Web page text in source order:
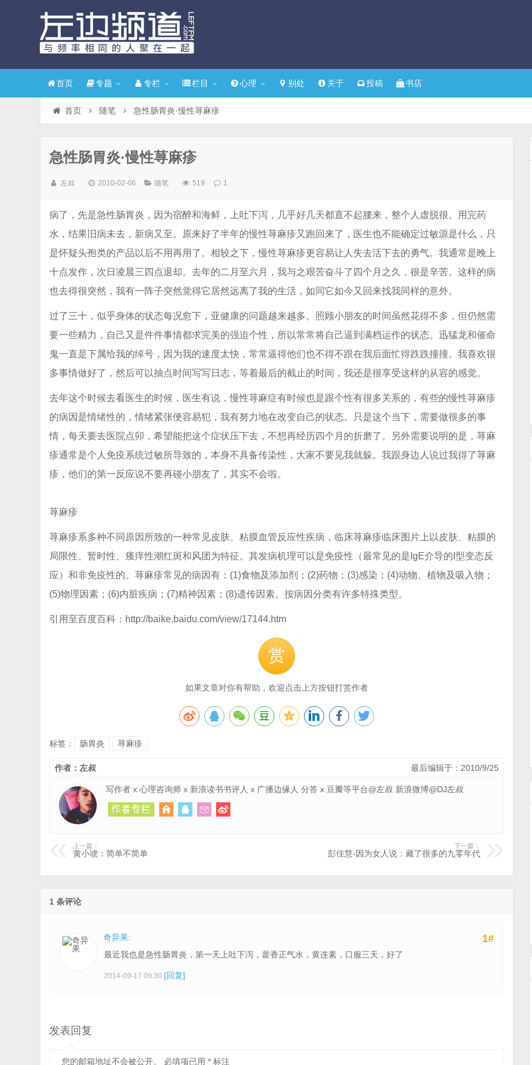
首页 专题 专栏 栏目 心理 别处 关于 投稿 书店
首页 随笔 急性肠胃炎·慢性荨麻疹
急性肠胃炎·慢性荨麻疹
左叔 2010-02-06 随笔 519 1
病了，先是急性肠胃炎，因为宿醉和海鲜，上吐下泻，几乎好几天都直不起腰来，整个人虚脱很。用完药
水，结果旧病未去，新病又至。原来好了半年的慢性荨麻疹又跑回来了，医生也不能确定过敏源是什么，只
是怀疑头孢类的产品以后不用再用了。相较之下，慢性荨麻疹更容易让人失去活下去的勇气。我通常是晚上
十点发作，次日凌晨三四点退却。去年的二月至六月，我与之艰苦奋斗了四个月之久，很是辛苦。这样的病
也去得很突然，我有一阵子突然觉得它居然远离了我的生活，如同它如今又回来找我同样的意外。
过了三十，似乎身体的状态每况愈下，亚健康的问题越来越多。照顾小朋友的时间虽然花得不多，但仍然需
要一些精力，自己又是件件事情都求完美的强迫个性，所以常常将自己逼到满档运作的状态。迅猛龙和催命
鬼一直是下属给我的绰号，因为我的速度太快，常常逼得他们也不得不跟在我后面忙得跌跌撞撞。我喜欢很
多事情做好了，然后可以抽点时间写写日志，等着最后的截止的时间，我还是很享受这样的从容的感觉。
去年这个时候去看医生的时候，医生有说，慢性荨麻症有时候也是跟个性有很多关系的，有些的慢性荨麻疹
的病因是情绪性的，情绪紧张便容易犯，我有努力地在改变自己的状态。只是这个当下，需要做很多的事
情，每天要去医院点卯，希望能把这个症状压下去，不想再经历四个月的折磨了。另外需要说明的是，荨麻
疹通常是个人免疫系统过敏所导致的，本身不具备传染性，大家不要见我就躲。我跟身边人说过我得了荨麻
疹，他们的第一反应说不要再碰小朋友了，其实不会啦。
荨麻疹
荨麻疹系多种不同原因所致的一种常见皮肤、粘膜血管反应性疾病，临床荨麻疹临床图片上以皮肤、粘膜的
局限性、暂时性、瘙痒性潮红斑和风团为特征。其发病机理可以是免疫性（最常见的是IgE介导的I型变态反
应）和非免疫性的。荨麻疹常见的病因有：(1)食物及添加剂；(2)药物；(3)感染；(4)动物、植物及吸入物；
(5)物理因素；(6)内脏疾病；(7)精神因素；(8)遗传因素。按病因分类有许多特殊类型。
引用至百度百科：http://baike.baidu.com/view/17144.htm
赏
如果文章对你有帮助，欢迎点击上方按钮打赏作者
标签： 肠胃炎 荨麻疹
最后编辑于：2010/9/25
作者：左叔
写作者 x 心理咨询师 x 新浪读书书评人 x 广播边缘人 分答 x 豆瓣等平台@左叔 新浪微博@DJ左叔
上一篇：
黄小琥：简单不简单
下一篇：
彭佳慧-因为女人说：藏了很多的九零年代
1 条评论
1#
奇异果:
最近我也是急性肠胃炎，第一天上吐下泻，藿香正气水，黄连素，口服三天，好了
2014-09-17 09:30 [回复]
发表回复
您的邮箱地址不会被公开。 必填项已用* 标注